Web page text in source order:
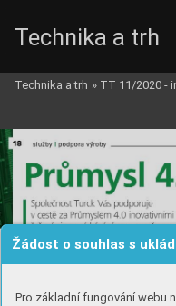
Žádost o souhlas s
Pro základní fungování webu
Technika a trh
Technika a trh » TT 11/2020 -